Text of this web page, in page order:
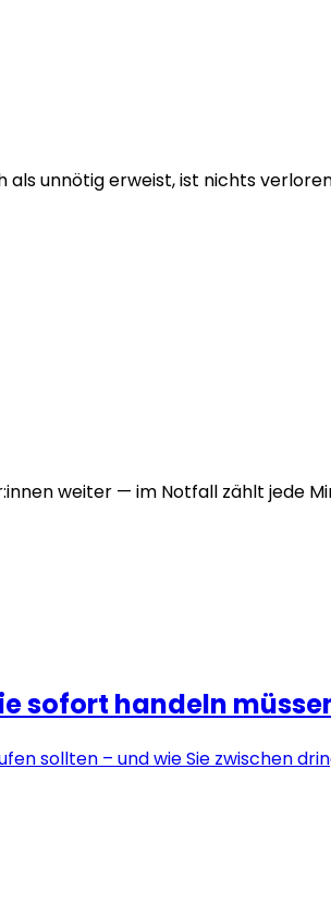
unnötig erweist, ist nichts
weiter — im Notfall zählt jede
sofort handeln
sollten – und wie Sie zwischen